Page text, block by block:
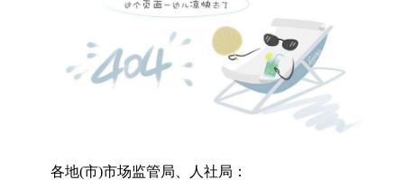
各地(市)市场监管局、人社局：